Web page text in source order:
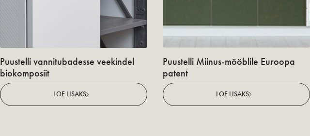
Puustelli vannitubadesse veekindel
biokomposiit
LOE LISAKS
Puustelli Miinus-mööblile Euroopa
patent
LOE LISAKS